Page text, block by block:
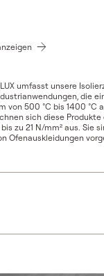
umfasst unsere
die
von 500 °C bis 1400 °C
sich diese Produkte
zu 21 N/mm² aus. Sie
Ofenauskleidungen